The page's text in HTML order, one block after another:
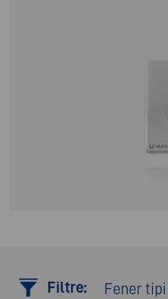
Filtre: Fener tipi